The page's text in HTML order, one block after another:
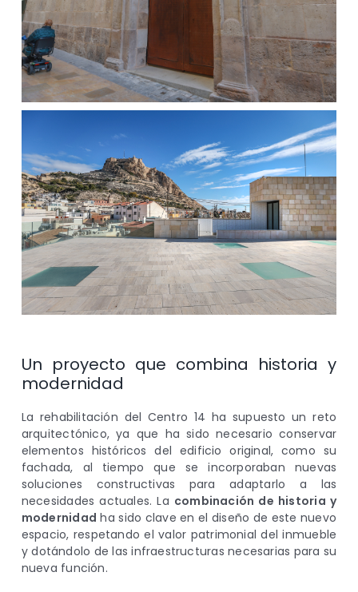
Un proyecto que combina historia y
modernidad
La rehabilitación del Centro 14 ha supuesto un reto
arquitectónico, ya que ha sido necesario conservar
elementos históricos del edificio original, como su
fachada, al tiempo que se incorporaban nuevas
soluciones constructivas para adaptarlo a las
necesidades actuales. La combinación de historia y
modernidad ha sido clave en el diseño de este nuevo
espacio, respetando el valor patrimonial del inmueble
y dotándolo de las infraestructuras necesarias para su
nueva función.